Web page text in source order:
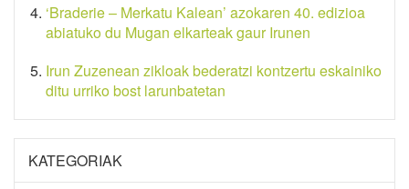
‘Braderie – Merkatu Kalean’ azokaren 40. edizioa
abiatuko du Mugan elkarteak gaur Irunen
Irun Zuzenean zikloak bederatzi kontzertu eskainiko
ditu urriko bost larunbatetan
KATEGORIAK